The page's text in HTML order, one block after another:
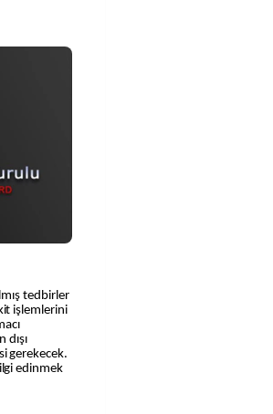
tedbirler
işlemlerini
gerekecek.
edinmek